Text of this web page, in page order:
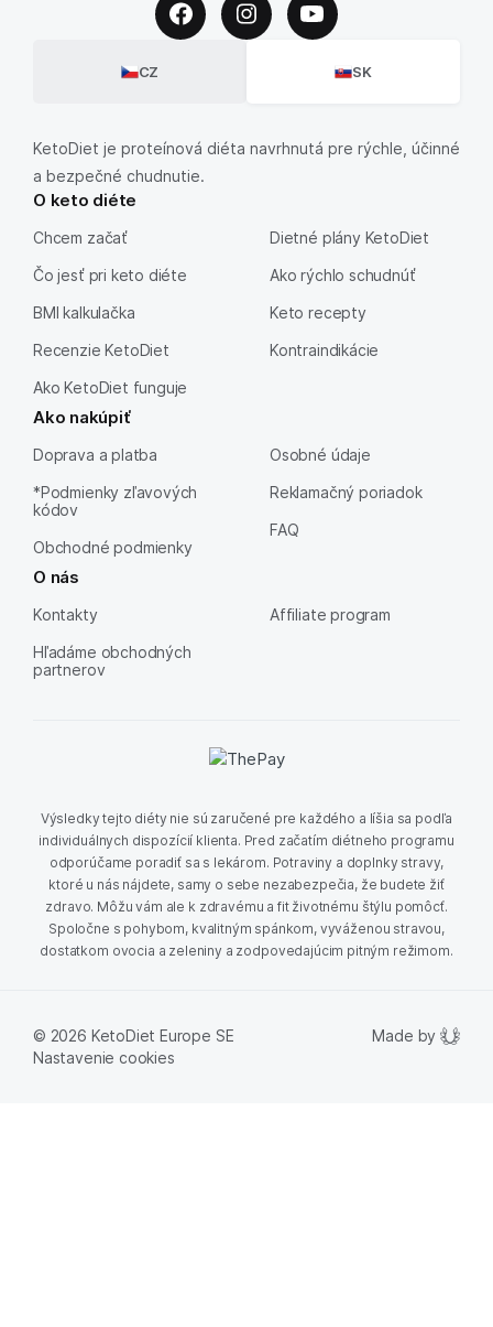
CZ SK
KetoDiet je proteínová diéta navrhnutá pre rýchle, účinné
a bezpečné chudnutie.
O keto diéte
Chcem začať
Čo jesť pri keto diéte
BMI kalkulačka
Recenzie KetoDiet
Ako KetoDiet funguje
Dietné plány KetoDiet
Ako rýchlo schudnúť
Keto recepty
Kontraindikácie
Ako nakúpiť
Doprava a platba
*Podmienky zľavových
kódov
Obchodné podmienky
Osobné údaje
Reklamačný poriadok
FAQ
O nás
Kontakty
Hľadáme obchodných
partnerov
Affiliate program
Výsledky tejto diéty nie sú zaručené pre každého a líšia sa podľa
individuálnych dispozícií klienta. Pred začatím diétneho programu
odporúčame poradiť sa s lekárom. Potraviny a doplnky stravy,
ktoré u nás nájdete, samy o sebe nezabezpečia, že budete žiť
zdravo. Môžu vám ale k zdravému a fit životnému štýlu pomôcť.
Spoločne s pohybom, kvalitným spánkom, vyváženou stravou,
dostatkom ovocia a zeleniny a zodpovedajúcim pitným režimom.
© 2026 KetoDiet Europe SE
Nastavenie cookies
Made by